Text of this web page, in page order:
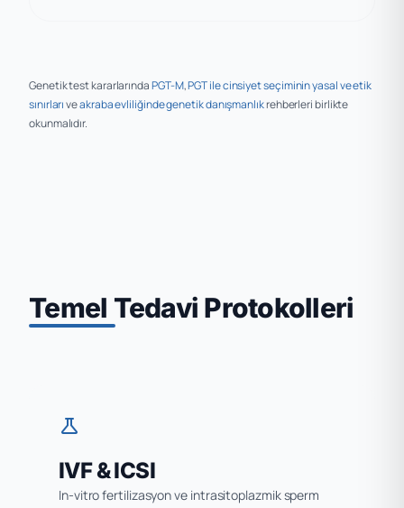
Genetik test kararlarındaPGT-M,PGT ile cinsiyet seçiminin yasal ve etik
sınırlarıveakraba evliliğinde genetik danışmanlıkrehberleri birlikte
okunmalıdır.
Temel Tedavi Protokolleri
science
IVF & ICSI
In-vitro fertilizasyon ve intrasitoplazmik sperm